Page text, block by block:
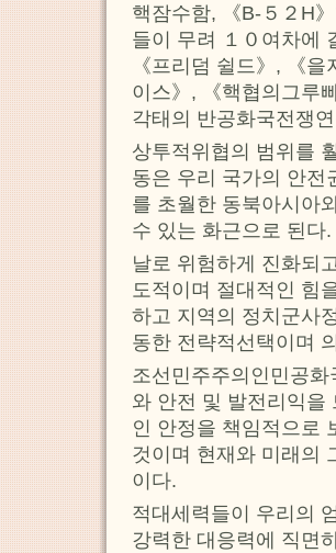
핵잠수함, 《B-５２H
들이 무려 １０여차에
《프리덤 쉴드》, 《
이스》, 《핵협의그루
각태의 반공화국전쟁
상투적위협의 범위를
동은 우리 국가의 안전
를 초월한 동북아시아
수 있는 화근으로 된다.
날로 위험하게 진화되
도적이며 절대적인 힘
하고 지역의 정치군사
동한 전략적선택이며
조선민주주의인민공
와 안전 및 발전리익을
인 안정을 책임적으로
것이며 현재와 미래의
이다.
적대세력들이 우리의
강력한 대응력에 직면